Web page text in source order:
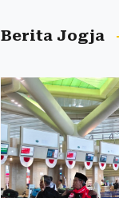
Berita Jogja